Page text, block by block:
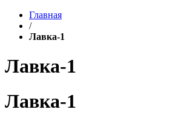
Главная
/
Лавка-1
Лавка-1
Лавка-1